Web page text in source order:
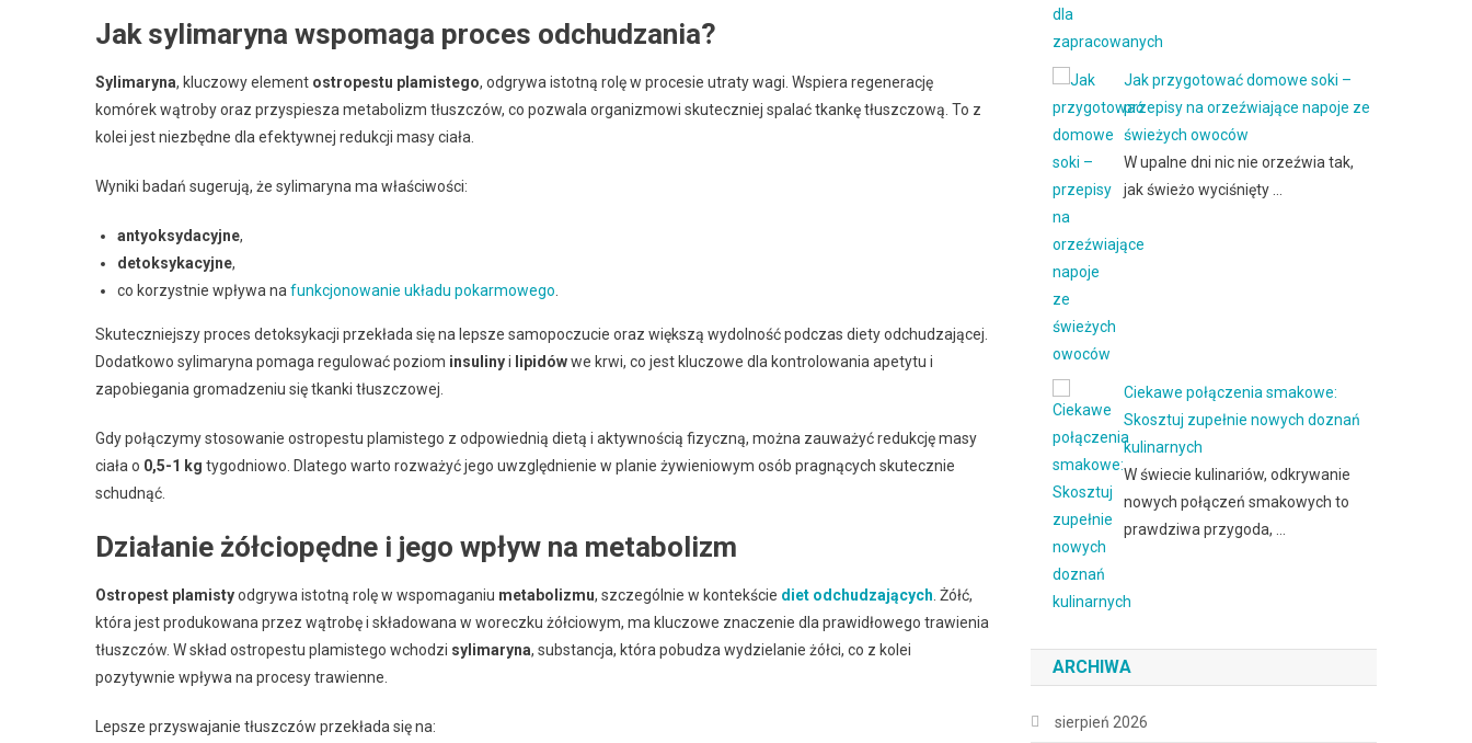
Jak sylimaryna wspomaga proces odchudzania?
Sylimaryna, kluczowy element ostropestu plamistego, odgrywa istotną rolę w procesie utraty wagi. Wspiera regenerację
komórek wątroby oraz przyspiesza metabolizm tłuszczów, co pozwala organizmowi skuteczniej spalać tkankę tłuszczową. To z
kolei jest niezbędne dla efektywnej redukcji masy ciała.
Wyniki badań sugerują, że sylimaryna ma właściwości:
antyoksydacyjne,
detoksykacyjne,
co korzystnie wpływa na funkcjonowanie układu pokarmowego
Skuteczniejszy proces detoksykacji przekłada się na lepsze samopoczucie oraz większą wydolność podczas diety odchudzającej.
Dodatkowo sylimaryna pomaga regulować poziom insulinyi lipidówwe krwi, co jest kluczowe dla kontrolowania apetytu i
zapobiegania gromadzeniu się tkanki tłuszczowej.
Gdy połączymy stosowanie ostropestu plamistego z odpowiednią dietą i aktywnością fizyczną, można zauważyć redukcję masy
ciała o 0,5-1 kg tygodniowo. Dlatego warto rozważyć jego uwzględnienie w planie żywieniowym osób pragnących skutecznie
schudnąć.
Działanie żółciopędne i jego wpływ na metabolizm
Ostropest plamistyodgrywa istotną rolę w wspomaganiu metabolizmu, szczególnie w kontekście diet odchudzających . Żółć,
która jest produkowana przez wątrobę i składowana w woreczku żółciowym, ma kluczowe znaczenie dla prawidłowego trawienia
tłuszczów. W skład ostropestu plamistego wchodzi sylimaryna, substancja, która pobudza wydzielanie żółci, co z kolei
pozytywnie wpływa na procesy trawienne.
Lepsze przyswajanie tłuszczów przekłada się na:
Jak przygotować domowe soki –
przepisy na orzeźwiające napoje ze
świeżych owoców
W upalne dni nic nie orzeźwia tak,
jak świeżo wyciśnięty …
Ciekawe połączenia smakowe:
Skosztuj zupełnie nowych doznań
kulinarnych
W świecie kulinariów, odkrywanie
nowych połączeń smakowych to
prawdziwa przygoda, …
ARCHIWA
sierpień 2026